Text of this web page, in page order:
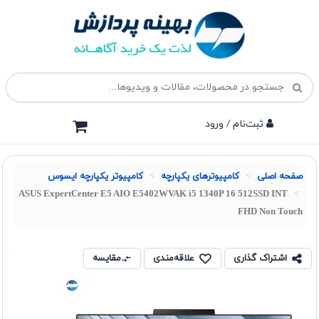
ثبت‌نام / ورود
صفحه اصلی کامپیوترهای یکپارچه کامپیوتر یکپارچه ایسوس
ASUS ExpertCenter E5 AIO E5402WVAK i5 1340P 16 512SSD INT
FHD Non Touch
اشتراک گذاری علاقه‌مندی مقایسه